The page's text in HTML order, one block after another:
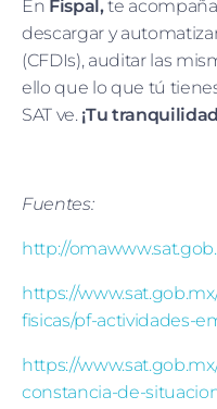
En Fispal,te
descargar y
(CFDIs), auditar las
ello que lo que tú
SAT ve. ¡Tu
Fuentes:
http://
https://
fisicas/pf-actividades-
https://
constancia-de-